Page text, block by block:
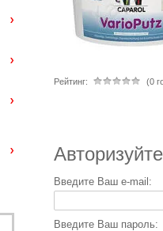
Рейтинг: (0
Введите Ваш e-mail:
Введите Ваш пароль: